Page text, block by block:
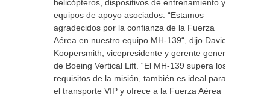
helicópteros, dispositivos de entrenamiento y
equipos de apoyo asociados. “Estamos
agradecidos por la confianza de la Fuerza
Aérea en nuestro equipo MH-139“, dijo David
Koopersmith, vicepresidente y gerente general
de Boeing Vertical Lift. “El MH-139 supera los
requisitos de la misión, también es ideal para
el transporte VIP y ofrece a la Fuerza Aérea